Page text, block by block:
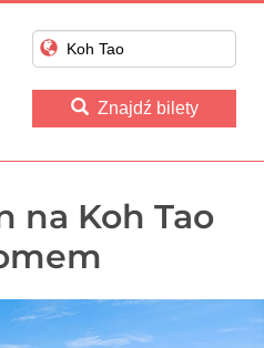
Znajdź bilety
na Koh Tao